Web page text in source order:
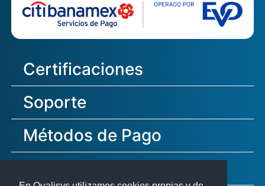
Certificaciones
Soporte
Métodos de Pago